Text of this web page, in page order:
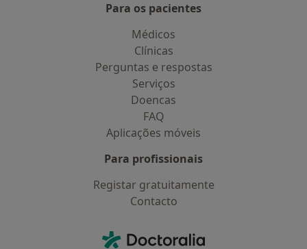
Para os pacientes
Médicos
Clínicas
Perguntas e respostas
Serviços
Doencas
FAQ
Aplicações móveis
Para profissionais
Registar gratuitamente
Contacto
Doctoralia - Homepage